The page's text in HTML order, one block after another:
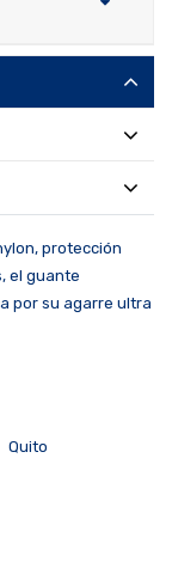
protección
el guante
por su agarre ultra
Quito